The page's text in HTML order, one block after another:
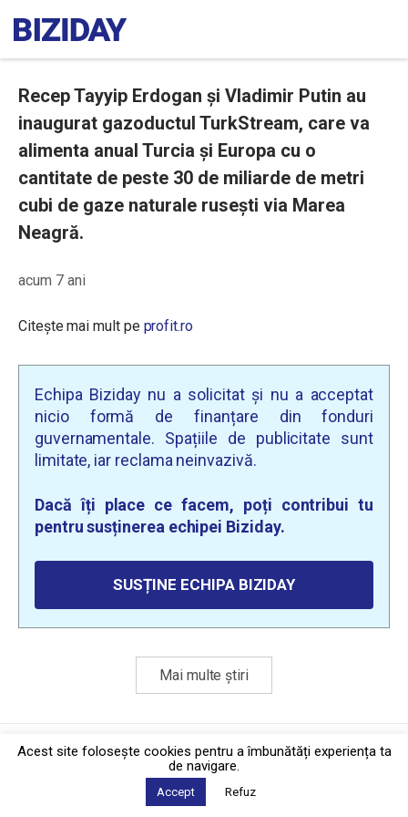
Recep Tayyip Erdogan și Vladimir Putin au
inaugurat gazoductul TurkStream, care va
alimenta anual Turcia și Europa cu o
cantitate de peste 30 de miliarde de metri
cubi de gaze naturale rusești via Marea
Neagră.
acum 7 ani
Citește mai mult pe profit.ro
Echipa Biziday nu a solicitat și nu a acceptat
nicio formă de finanțare din fonduri
guvernamentale. Spațiile de publicitate sunt
limitate, iar reclama neinvazivă.
Dacă îți place ce facem, poți contribui tu
pentru susținerea echipei Biziday.
SUSȚINE ECHIPA BIZIDAY
Mai multe știri
Politica de confidențialitate·Contact
2026 © Biziday
Acest site foloseşte cookies pentru a îmbunătăți experiența ta
de navigare.
Accept Refuz